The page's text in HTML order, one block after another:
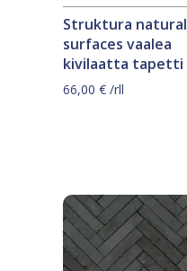
Struktura natural
surfaces vaalea
kivilaatta tapetti
66,00 € /rll